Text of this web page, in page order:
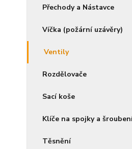
Přechody a Nástavce
Víčka (požární uzávěry)
Ventily
Rozdělovače
Sací koše
Klíče na spojky a
Těsnění